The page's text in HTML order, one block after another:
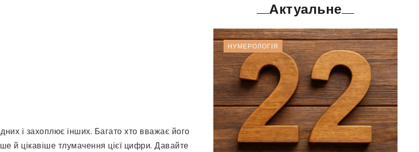
і захоплює інших. Багато хто вважає його
й цікавіше тлумачення цієї цифри. Давайте
Актуальне
НУМЕРОЛОГІЯ